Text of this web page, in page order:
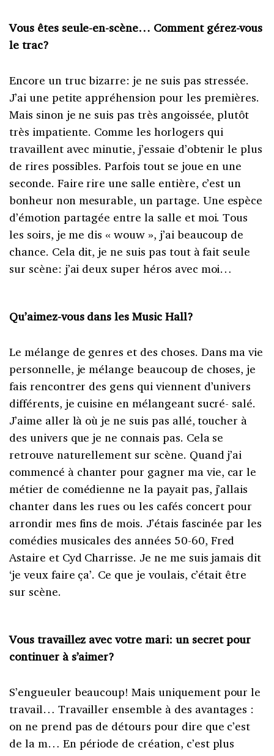
Vous êtes seule-en-scène… Comment gérez-vous
le trac?
Encore un truc bizarre: je ne suis pas stressée.
J’ai une petite appréhension pour les premières.
Mais sinon je ne suis pas très angoissée, plutôt
très impatiente. Comme les horlogers qui
travaillent avec minutie, j’essaie d’obtenir le plus
de rires possibles. Parfois tout se joue en une
seconde. Faire rire une salle entière, c’est un
bonheur non mesurable, un partage. Une espèce
d’émotion partagée entre la salle et moi. Tous
les soirs, je me dis « wouw », j’ai beaucoup de
chance. Cela dit, je ne suis pas tout à fait seule
sur scène: j’ai deux super héros avec moi…
Qu’aimez-vous dans les Music Hall?
Le mélange de genres et des choses. Dans ma vie
personnelle, je mélange beaucoup de choses, je
fais rencontrer des gens qui viennent d’univers
différents, je cuisine en mélangeant sucré- salé.
J’aime aller là où je ne suis pas allé, toucher à
des univers que je ne connais pas. Cela se
retrouve naturellement sur scène. Quand j’ai
commencé à chanter pour gagner ma vie, car le
métier de comédienne ne la payait pas, j’allais
chanter dans les rues ou les cafés concert pour
arrondir mes fins de mois. J’étais fascinée par les
comédies musicales des années 50-60, Fred
Astaire et Cyd Charrisse. Je ne me suis jamais dit
‘je veux faire ça’. Ce que je voulais, c’était être
sur scène.
Vous travaillez avec votre mari: un secret pour
continuer à s’aimer?
S’engueuler beaucoup! Mais uniquement pour le
travail… Travailler ensemble à des avantages :
on ne prend pas de détours pour dire que c’est
de la m… En période de création, c’est plus